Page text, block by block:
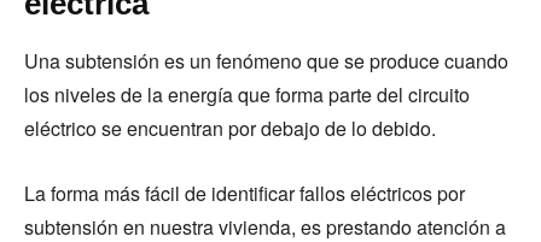
Una subtensión es un fenómeno que se produce cuando
los niveles de la energía que forma parte del circuito
eléctrico se encuentran por debajo de lo debido.
La forma más fácil de identificar fallos eléctricos por
subtensión en nuestra vivienda, es prestando atención a